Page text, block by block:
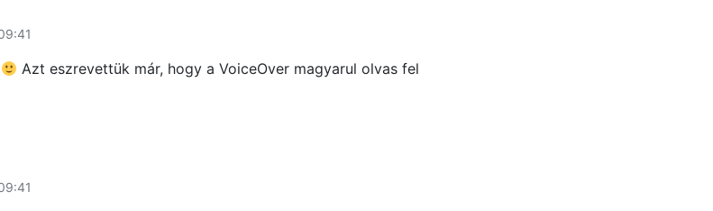
Azt eszrevettük már, hogy a VoiceOver magyarul olvas fel